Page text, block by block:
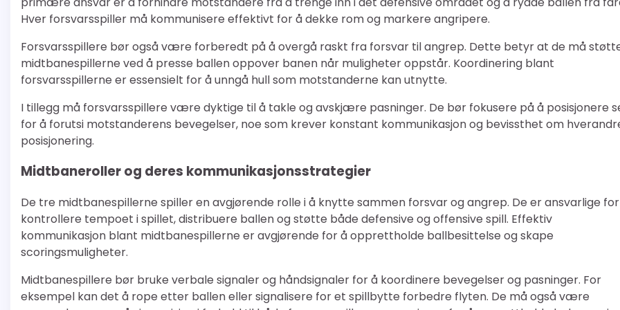
Hver forsvarsspiller må kommunisere effektivt for å dekke rom og markere angripere.
Forsvarsspillere bør også være forberedt på å overgå raskt fra forsvar til angrep. Dette betyr at de må
midtbanespillerne ved å presse ballen oppover banen når muligheter oppstår. Koordinering blant
forsvarsspillerne er essensielt for å unngå hull som motstanderne kan utnytte.
I tillegg må forsvarsspillere være dyktige til å takle og avskjære pasninger. De bør fokusere på å posisjonere
for å forutsi motstanderens bevegelser, noe som krever konstant kommunikasjon og bevissthet om
posisjonering.
Midtbaneroller og deres kommunikasjonsstrategier
De tre midtbanespillerne spiller en avgjørende rolle i å knytte sammen forsvar og angrep. De er ansvarlige
kontrollere tempoet i spillet, distribuere ballen og støtte både defensive og offensive spill. Effektiv
kommunikasjon blant midtbanespillerne er avgjørende for å opprettholde ballbesittelse og skape
scoringsmuligheter.
Midtbanespillere bør bruke verbale signaler og håndsignaler for å koordinere bevegelser og pasninger. For
eksempel kan det å rope etter ballen eller signalisere for et spillbytte forbedre flyten. De må også være